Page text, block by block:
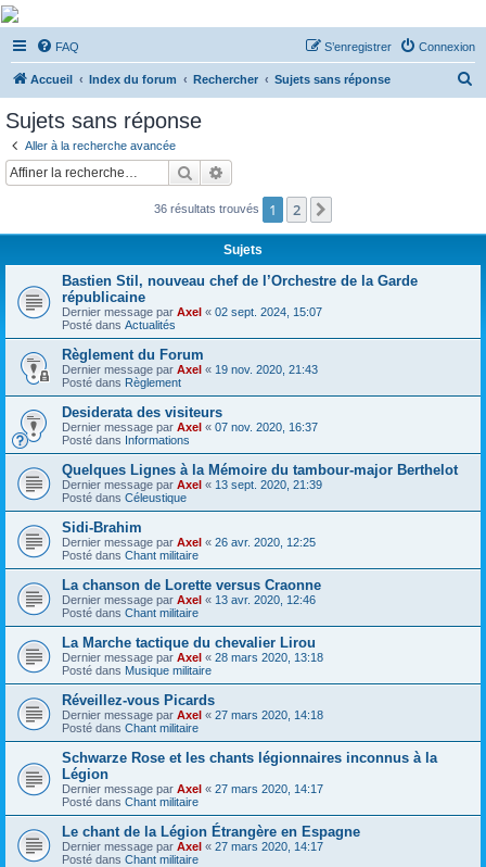
De Musicae Militari -
Forums
Forums de discussions
FAQ Connexion
S’enregistrer
Accueil Index du forum Rechercher Sujets sans réponse
c
Sujets sans réponse
Aller à la recherche avancée
Rechercher
36 résultats trouvés 1 2
Sujets
Bastien Stil, nouveau chef de l’Orchestre de la Garde
républicaine
Dernier message par Axel « 02 sept. 2024, 15:07
Posté dans Actualités
Règlement du Forum
Dernier message par Axel « 19 nov. 2020, 21:43
Posté dans Règlement
Desiderata des visiteurs
Dernier message par Axel « 07 nov. 2020, 16:37
Posté dans Informations
Quelques Lignes à la Mémoire du tambour-major Berthelot
Dernier message par Axel « 13 sept. 2020, 21:39
Posté dans Céleustique
Sidi-Brahim
Dernier message par Axel « 26 avr. 2020, 12:25
Posté dans Chant militaire
La chanson de Lorette versus Craonne
Dernier message par Axel « 13 avr. 2020, 12:46
Posté dans Chant militaire
La Marche tactique du chevalier Lirou
Dernier message par Axel « 28 mars 2020, 13:18
Posté dans Musique militaire
Réveillez-vous Picards
Dernier message par Axel « 27 mars 2020, 14:18
Posté dans Chant militaire
Schwarze Rose et les chants légionnaires inconnus à la
Légion
Dernier message par Axel « 27 mars 2020, 14:17
Posté dans Chant militaire
Le chant de la Légion Étrangère en Espagne
Dernier message par Axel « 27 mars 2020, 14:17
Posté dans Chant militaire